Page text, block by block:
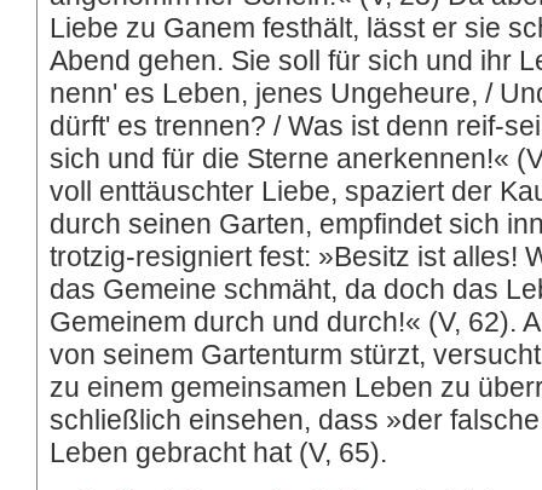
Liebe zu Ganem festhält, lässt er sie
Abend gehen. Sie soll für sich und ihr
nenn' es Leben, jenes Ungeheure, /
dürft' es trennen? / Was ist denn reif-
sich und für die Sterne anerkennen!«
voll enttäuschter Liebe, spaziert der
durch seinen Garten, empfindet sich
trotzig-resigniert fest: »Besitz ist alles!
das Gemeine schmäht, da doch das
Gemeinem durch und durch!« (V, 62).
von seinem Gartenturm stürzt,
zu einem gemeinsamen Leben zu
schließlich einsehen, dass »der
Leben gebracht hat (V, 65).